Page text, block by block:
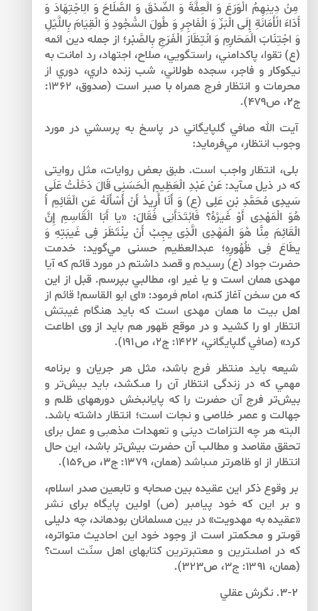
مِنْ دِينِهِمُ الْوَرَعَ وَ الْعِفَّةَ وَ الصِّدْقَ وَ الصَّلَاحَ وَ الِاجْتِهَادَ وَ
أَدَاءَ الْأَمَانَةِ إِلَى الْبَرِّ وَ الْفَاجِرِ وَ طُولَ السُّجُودِ وَ الْقِيَامَ بِاللَّيْلِ
وَ اجْتِنَابَ الْمَحَارِمِ وَ انْتِظَارَ الْفَرَجِ‏ بِالصَّبْر؛ از جمله دين ائمه
(ع) تقوا، پاكدامني، راستگويي، صلاح، اجتهاد، رد امانت به
نيكوكار و فاجر، سجده طولاني، شب زنده داري، دوري از
محرمات و انتظار فرج همراه با صبر است (صدوق، ۱۳۶۲:
ج۲، ص۴۷۹).
آيت الله صافي گلپايگاني در پاسخ به پرسشي در مورد
وجوب انتظار، مي‌‌فرمايد:
بلى، انتظار واجب است. طبق بعض روايات، مثل روايتى
كه در ذيل مى‏آيد: عَنْ عَبْدِ الْعَظِيمِ الْحَسَنِى قَالَ دَخَلْتُ عَلَى
سَيدِى مُحَمَّدِ بْنِ عَلِى (ع) وَ أَنَا أُرِيدُ أَنْ أَسْأَلَهُ عَنِ الْقَائِمِ أَ
هُوَ الْمَهْدِى أَوْ غَيرُهُ؟ فَابْتَدَأَنِى فَقَالَ: «يا أَبَا الْقَاسِمِ إِنَّ
الْقَائِمَ مِنَّا هُوَ الْمَهْدِى الَّذِى يجِبُ أَنْ ينْتَظَرَ فِى غَيبَتِهِ وَ
يطَاعَ فِى ظُهُورِهِ؛ عبدالعظيم حسنى مي‌گويد: خدمت
حضرت جواد (ع) رسيدم و قصد داشتم در مورد قائم كه آيا
مهدى همان است و يا غير او، مطالبي بپرسم. قبل از اين
كه من سخن آغاز كنم، امام فرمود: «اى ابو القاسم! قائم از
اهل بيت ما همان مهدى است كه بايد هنگام غيبتش
انتظار او را كشيد و در موقع ظهور هم بايد از وى اطاعت
كرد» (صافي گلپايگاني، ۱۴۲۲: ج۲، ص۱۹۱).
شيعه بايد منتظر فرج باشد، مثل هر جريان و برنامه
مهمي كه در زندگى انتظار آن را مى‏كشد، بايد بيش‌‌تر و
بيش‌‌تر فرج آن حضرت را كه پايان‏بخش دوره‏هاى ظلم و
جهالت و عصر خلاصى و نجات است؛ انتظار داشته باشد.
البته هر چه التزامات دينى و تعهدات مذهبى و عمل براى
تحقق مقاصد و مطالب آن حضرت بيش‌‌تر باشد، اين حال
انتظار از او ظاهرتر مى‏باشد (همان، ۱۳۷۹: ج۳، ص۱۵۶).
بر وقوع ذكر اين عقيده بين صحابه و تابعين صدر اسلام،
و بر اين كه خود پيامبر (ص) اولين پايگاه براى نشر
«عقيده‏ به‏ مهدويت‏» در بين مسلمانان بوده‏اند، چه دليلى
قوى‏تر و محكم‏تر است از وجود خود اين احاديث متواتره،
كه در اصلى‏ترين و معتبرترين كتاب‏هاى اهل سنّت است؟
(همان، ۱۳۹۱: ج۳، ص۳۲۳).
۳-۲. نگرش عقلي